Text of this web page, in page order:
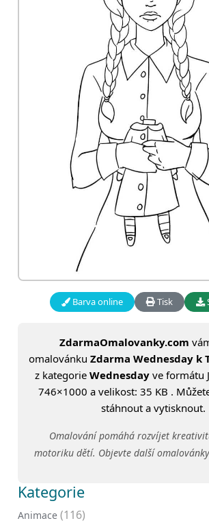
Barva online Tisk
ZdarmaOmalovanky.com
omalovánku Zdarma Wednesday k
z kategorie Wednesday ve formátu
746×1000 a velikost: 35 KB .
stáhnout a vytisknout.
Omalování pomáhá rozvíjet
motoriku dětí. Objevte další
Kategorie
Animace (116)